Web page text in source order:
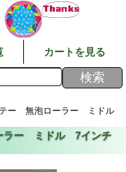
カートを見る
テー 無泡ローラー ミドル